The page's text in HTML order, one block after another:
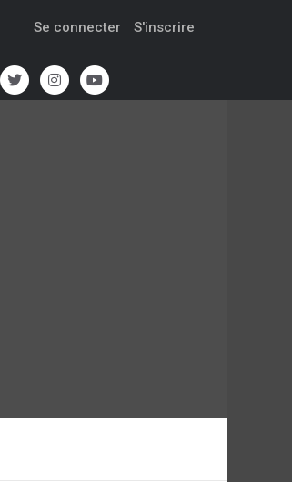
Se connecter S'inscrire